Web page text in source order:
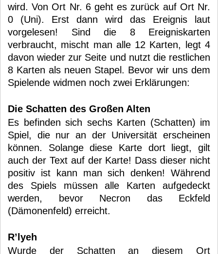
wird. Von Ort Nr. 6 geht es zurück auf Ort Nr.
0 (Uni). Erst dann wird das Ereignis laut
vorgelesen! Sind die 8 Ereigniskarten
verbraucht, mischt man alle 12 Karten, legt 4
davon wieder zur Seite und nutzt die restlichen
8 Karten als neuen Stapel. Bevor wir uns dem
Spielende widmen noch zwei Erklärungen:
Die Schatten des Großen Alten
Es befinden sich sechs Karten (Schatten) im
Spiel, die nur an der Universität erscheinen
können. Solange diese Karte dort liegt, gilt
auch der Text auf der Karte! Dass dieser nicht
positiv ist kann man sich denken! Während
des Spiels müssen alle Karten aufgedeckt
werden, bevor Necron das Eckfeld
(Dämonenfeld) erreicht.
R’lyeh
Wurde der Schatten an diesem Ort